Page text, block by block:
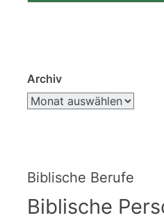
Archiv
Biblische Berufe
Biblische